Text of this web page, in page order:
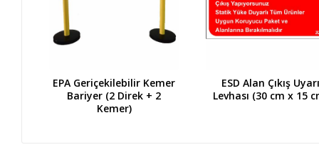
EPA Geriçekilebilir Kemer
Bariyer (2 Direk + 2
Kemer)
ESD Alan Çıkış Uyarı
Levhası (30 cm x 15